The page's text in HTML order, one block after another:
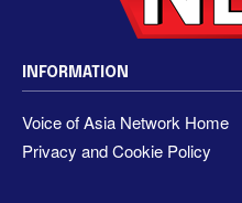
INFORMATION
Voice of Asia Network Home
Privacy and Cookie Policy